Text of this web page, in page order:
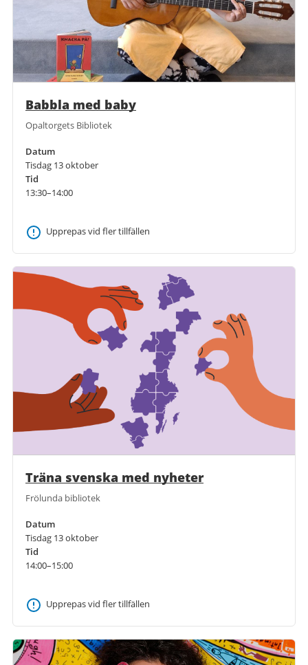
Babbla med baby
Opaltorgets Bibliotek
Datum
Tisdag 13 oktober
Tid
13:30–14:00
Upprepas vid fler tillfällen
Träna svenska med nyheter
Frölunda bibliotek
Datum
Tisdag 13 oktober
Tid
14:00–15:00
Upprepas vid fler tillfällen